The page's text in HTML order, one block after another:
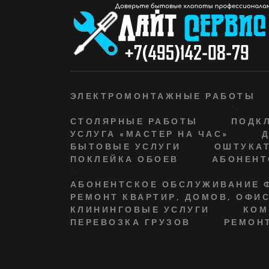
ЭЛЕКТРОМОНТАЖНЫЕ РАБОТЫ
СТОЛЯРНЫЕ РАБОТЫ
УСЛУГА «МАСТЕР НА ЧАС»
БЫТОВЫЕ УСЛУГИ
ПОКЛЕЙКА ОБОЕВ
АБОНЕНТСКОЕ ОБСЛУЖИВАНИЕ
РЕМОНТ КВАРТИР, ДОМОВ,
КЛИНИНГОВЫЕ УСЛУГИ
ПЕРЕВОЗКА ГРУЗОВ